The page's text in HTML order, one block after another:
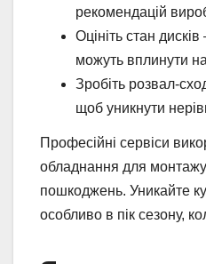
рекомендацій
Оцініть стан
можуть вплинути
Зробіть розвал-
щоб уникнути
Професійні сервіси
обладнання для
пошкоджень. Уникайте
особливо в пік сезону,